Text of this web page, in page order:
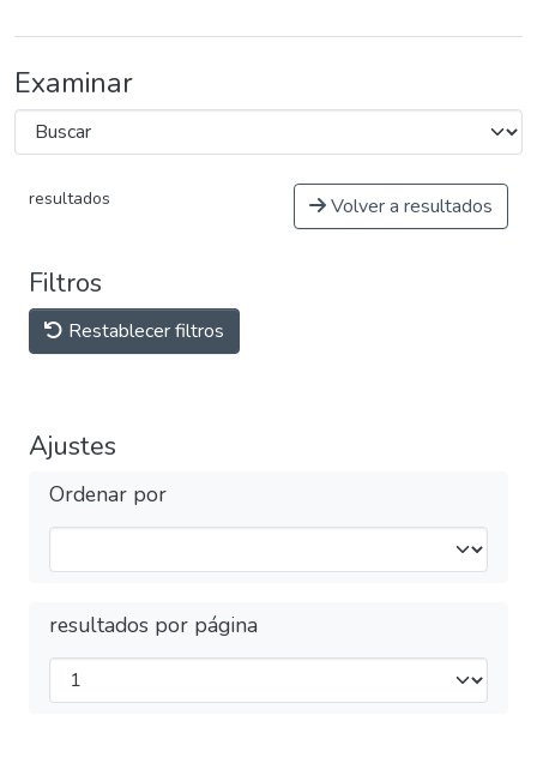
Examinar
resultados Volver a resultados
Filtros
Restablecer filtros
Ajustes
Ordenar por
resultados por página